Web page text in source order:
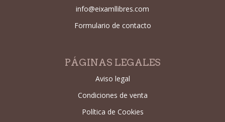
info@eixamllibres.com
Formulario de contacto
PÁGINAS LEGALES
Aviso legal
Condiciones de venta
Política de Cookies